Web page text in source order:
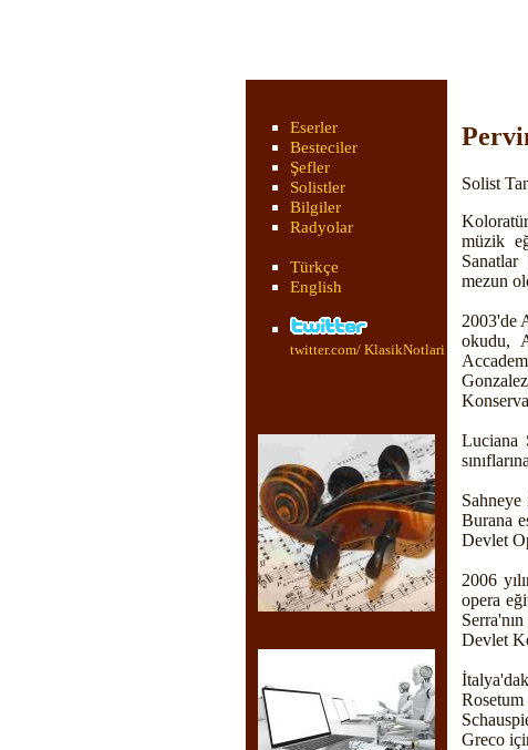
Eserler
Besteciler
Şefler
Solistler
Bilgiler
Radyolar
Türkçe
English
twitter.com/ KlasikNotlari
Solist
müzik
mezun
2003'de
okudu,
Luciana
Burana
Devlet
2006
opera
Devlet
Greco